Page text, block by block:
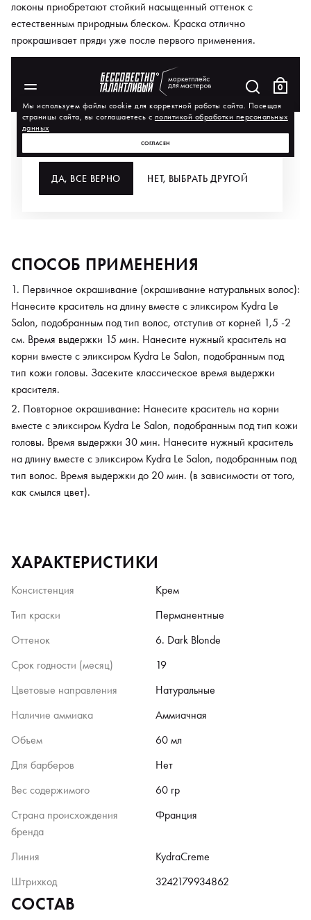
локоны приобретают стойкий насыщенный оттенок с
естественным природным блеском. Краска отлично
прокрашивает пряди уже после первого применения.
СПОСОБ ПРИМЕНЕНИЯ
Первичное окрашивание (окрашивание натуральных волос):
Нанесите краситель на длину вместе с эликсиром Kydra Le
Salon, подобранным под тип волос, отступив от корней 1,5 -2
см. Время выдержки 15 мин. Нанесите нужный краситель на
корни вместе с эликсиром Kydra Le Salon, подобранным под
тип кожи головы. Засеките классическое время выдержки
красителя.
Повторное окрашивание: Нанесите краситель на корни
вместе с эликсиром Kydra Le Salon, подобранным под тип кожи
головы. Время выдержки 30 мин. Нанесите нужный краситель
на длину вместе с эликсиром Kydra Le Salon, подобранным под
тип волос. Время выдержки до 20 мин. (в зависимости от того,
как смылся цвет).
ХАРАКТЕРИСТИКИ
Консистенция
Крем
Тип краски
Перманентные
Оттенок
6. Dark Blonde
Срок годности (месяц)
19
Цветовые направления
Натуральные
Наличие аммиака
Аммиачная
Объем
60 мл
Для барберов
Нет
Вес содержимого
60 гр
Страна происхождения
бренда
Франция
Линия
KydraCreme
Штрихкод
3242179934862
СОСТАВ